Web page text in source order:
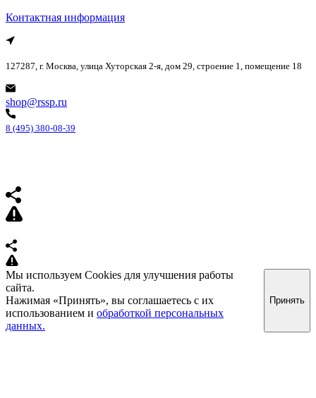
Контактная информация
127287, г. Москва, улица Хуторская 2-я, дом 29, строение 1, помещение 18
shop@rssp.ru
8 (495) 380-08-39
Мы используем Cookies для улучшения работы
сайта.
Нажимая «Принять», вы соглашаетесь с их
использованием и обработкой персональных
данных.
Принять